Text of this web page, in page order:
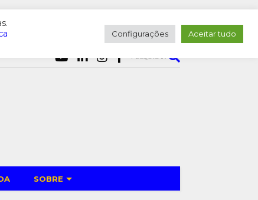
PESQUISAR
SOBRE
Configurações Aceitar tudo